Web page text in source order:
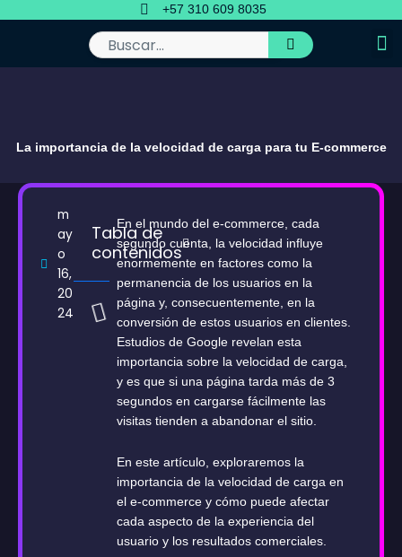
+57 310 609 8035
La importancia de la velocidad de carga para tu E-commerce
m
ay
o
16,
20
24
Tabla de
contenidos
En el mundo del e-commerce, cada
segundo cuenta, la velocidad influye
enormemente en factores como la
permanencia de los usuarios en la
página y, consecuentemente, en la
conversión de estos usuarios en clientes.
Estudios de Google revelan esta
importancia sobre la velocidad de carga,
y es que si una página tarda más de 3
segundos en cargarse fácilmente las
visitas tienden a abandonar el sitio.
En este artículo, exploraremos la
importancia de la velocidad de carga en
el e-commerce y cómo puede afectar
cada aspecto de la experiencia del
usuario y los resultados comerciales.